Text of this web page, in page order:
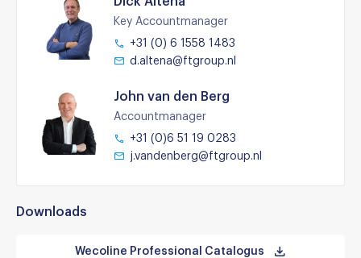
Key Accountmanager
+31 (0) 6 1558 1483
d.altena@ftgroup.nl
John van den Berg
Accountmanager
+31 (0)6 51 19 0283
j.vandenberg@ftgroup.nl
Downloads
Wecoline Professional Catalogus